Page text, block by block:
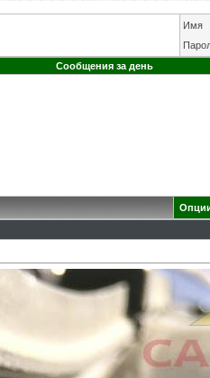
Имя
Сообщения за день